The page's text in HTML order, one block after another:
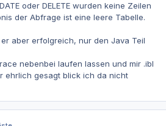
oder DELETE wurden keine Zeilen
der Abfrage ist eine leere Tabelle.
aber erfolgreich, nur den Java Teil
nebenbei laufen lassen und mir .ibl
ehrlich gesagt blick ich da nicht